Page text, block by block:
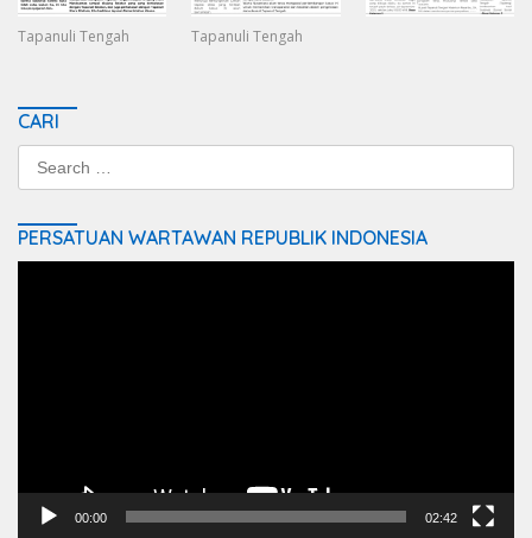
Tapanuli Tengah Tapanuli Tengah
CARI
Search
for:
PERSATUAN WARTAWAN REPUBLIK INDONESIA
00:00 02:42